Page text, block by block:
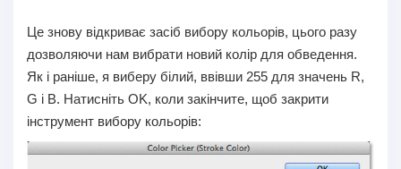
Це знову відкриває засіб вибору кольорів, цього разу
дозволяючи нам вибрати новий колір для обведення.
Як і раніше, я виберу білий, ввівши 255 для значень R,
G і B. Натисніть OK, коли закінчите, щоб закрити
інструмент вибору кольорів: